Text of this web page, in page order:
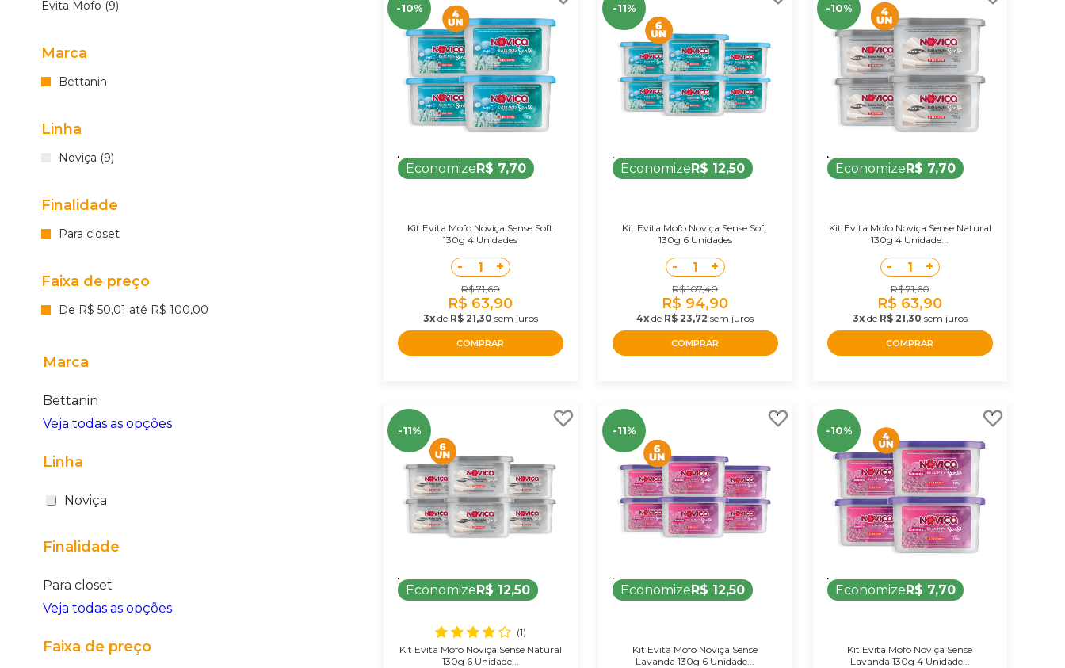
Evita Mofo (9)
Marca
Bettanin
Linha
Noviça (9)
Finalidade
Para closet
Faixa de preço
De R$ 50,01 até R$ 100,00
Marca
Bettanin
Veja todas as opções
Linha
Noviça
Finalidade
Para closet
Veja todas as opções
Faixa de preço
-10%
EconomizeR$ 7,70
Kit Evita Mofo Noviça Sense Soft
130g 4 Unidades
- 1 +
R$ 71,60
R$ 63,90
3xde R$ 21,30 sem juros
COMPRAR
-11%
EconomizeR$ 12,50
Kit Evita Mofo Noviça Sense Soft
130g 6 Unidades
- 1 +
R$ 107,40
R$ 94,90
4x de R$ 23,72 sem juros
COMPRAR
-10%
EconomizeR$ 7,70
Kit Evita Mofo Noviça Sense Natural
130g 4 Unidade...
- 1 +
R$ 71,60
R$ 63,90
3xde R$ 21,30 sem juros
COMPRAR
-11%
EconomizeR$ 12,50
(1)
Kit Evita Mofo Noviça Sense Natural
130g 6 Unidade...
-11%
EconomizeR$ 12,50
Kit Evita Mofo Noviça Sense
Lavanda 130g 6 Unidade...
-10%
EconomizeR$ 7,70
Kit Evita Mofo Noviça Sense
Lavanda 130g 4 Unidade...